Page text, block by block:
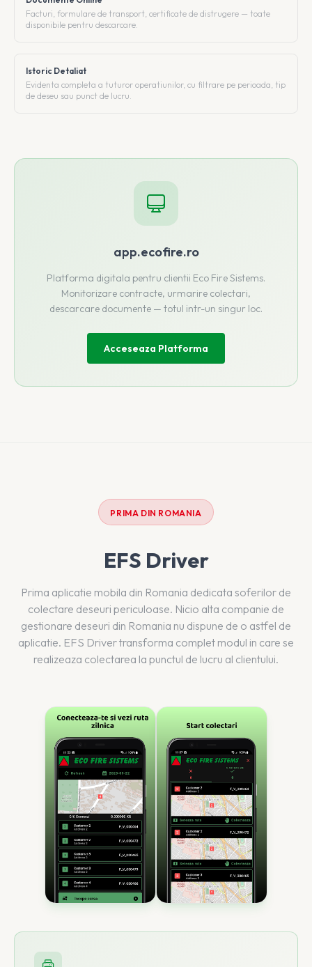
Facturi, formulare de transport, certificate de distrugere — toate
disponibile pentru descarcare.
Istoric Detaliat
Evidenta completa a tuturor operatiunilor, cu filtrare pe perioada, tip
de deseu sau punct de lucru.
app.ecofire.ro
Platforma digitala pentru clientii Eco Fire Sistems.
Monitorizare contracte, urmarire colectari,
descarcare documente — totul intr-un singur loc.
Acceseaza Platforma
PRIMA DIN ROMANIA
EFS Driver
Prima aplicatie mobila din Romania dedicata soferilor de
colectare deseuri periculoase. Nicio alta companie de
gestionare deseuri din Romania nu dispune de o astfel de
aplicatie. EFS Driver transforma complet modul in care se
realizeaza colectarea la punctul de lucru al clientului.